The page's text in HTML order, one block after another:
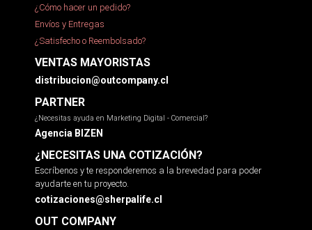
¿Cómo hacer un pedido?
Envíos y Entregas
¿Satisfecho o Reembolsado?
VENTAS MAYORISTAS
distribucion@outcompany.cl
PARTNER
¿Necesitas ayuda en Marketing Digital - Comercial?
Agencia BIZEN
¿NECESITAS UNA COTIZACIÓN?
Escríbenos y te responderemos a la brevedad para poder
ayudarte en tu proyecto.
cotizaciones@sherpalife.cl
OUT COMPANY